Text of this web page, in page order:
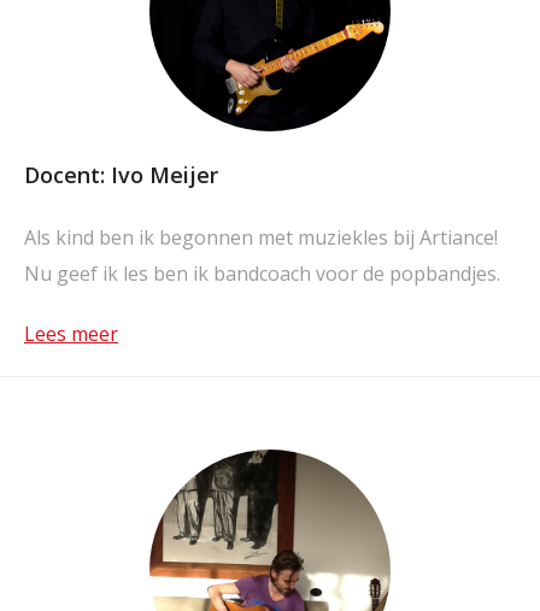
Docent: Ivo Meijer
Als kind ben ik begonnen met muziekles bij Artiance!
Nu geef ik les ben ik bandcoach voor de popbandjes.
Lees meer